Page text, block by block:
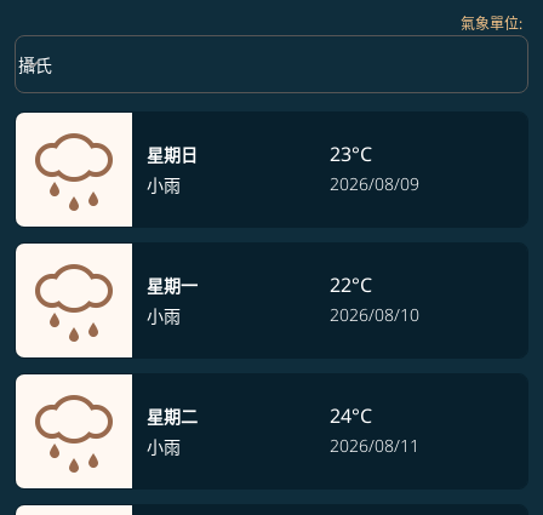
氣象單位:
Weather unit option 攝氏 Selected
攝氏
keyboard_arrow_down
星期日
小雨
23°C
2026/08/09
星期一
小雨
22°C
2026/08/10
星期二
小雨
24°C
2026/08/11